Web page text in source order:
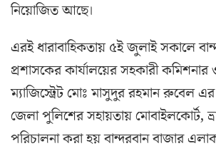
নিয়োজিত আছে।
এরই ধারাবাহিকতায় ৫ই জুলাই সকালে
প্রশাসকের কার্যালয়ের সহকারী কমিশনার ও
ম্যাজিস্ট্রেট মোঃ মাসুদুর রহমান রুবেল এর
জেলা পুলিশের সহায়তায় মোবাইলকোর্ট,
পরিচালনা করা হয় বান্দরবান বাজার